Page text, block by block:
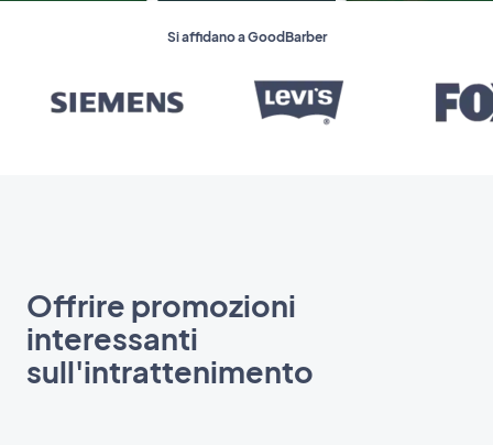
Si affidano a GoodBarber
Offrire promozioni
interessanti
sull'intrattenimento